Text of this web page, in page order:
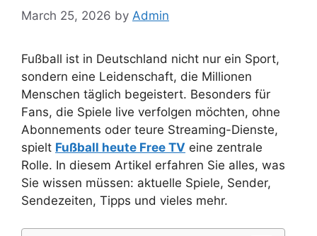
March 25, 2026 by Admin
Fußball ist in Deutschland nicht nur ein Sport,
sondern eine Leidenschaft, die Millionen
Menschen täglich begeistert. Besonders für
Fans, die Spiele live verfolgen möchten, ohne
Abonnements oder teure Streaming-Dienste,
spielt Fußball heute Free TV eine zentrale
Rolle. In diesem Artikel erfahren Sie alles, was
Sie wissen müssen: aktuelle Spiele, Sender,
Sendezeiten, Tipps und vieles mehr.